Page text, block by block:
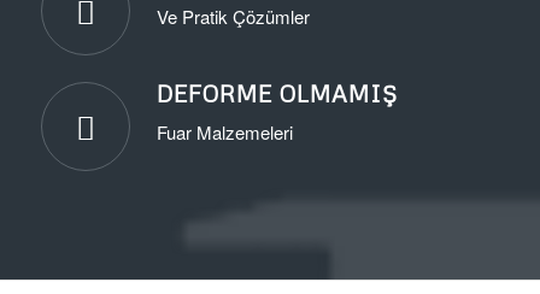
Ve Pratik Çözümler
DEFORME OLMAMIŞ
Fuar Malzemeleri